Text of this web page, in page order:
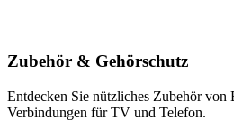
Zubehör & Gehörschutz
Entdecken Sie nützliches Zubehör von
Verbindungen für TV und Telefon.